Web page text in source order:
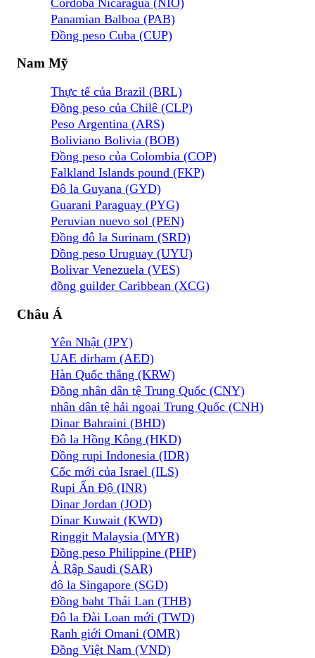
Panamian Balboa (PAB)
Đồng peso Cuba (CUP)
Nam Mỹ
Thực tế của Brazil (BRL)
Đồng peso của Chilê (CLP)
Peso Argentina (ARS)
Boliviano Bolivia (BOB)
Đồng peso của Colombia (COP)
Falkland Islands pound (FKP)
Đô la Guyana (GYD)
Guarani Paraguay (PYG)
Peruvian nuevo sol (PEN)
Đồng đô la Surinam (SRD)
Đồng peso Uruguay (UYU)
Bolivar Venezuela (VES)
đồng guilder Caribbean (XCG)
Châu Á
Yên Nhật (JPY)
UAE dirham (AED)
Hàn Quốc thắng (KRW)
Đồng nhân dân tệ Trung Quốc (CNY)
nhân dân tệ hải ngoại Trung Quốc (CNH)
Dinar Bahraini (BHD)
Đô la Hồng Kông (HKD)
Đồng rupi Indonesia (IDR)
Cốc mới của Israel (ILS)
Rupi Ấn Độ (INR)
Dinar Jordan (JOD)
Dinar Kuwait (KWD)
Ringgit Malaysia (MYR)
Đồng peso Philippine (PHP)
Ả Rập Saudi (SAR)
đô la Singapore (SGD)
Đồng baht Thái Lan (THB)
Đô la Đài Loan mới (TWD)
Ranh giới Omani (OMR)
Đồng Việt Nam (VND)